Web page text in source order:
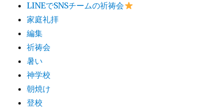
LINEでSNSチームの祈祷会
家庭礼拝
編集
祈祷会
暑い
神学校
朝焼け
登校